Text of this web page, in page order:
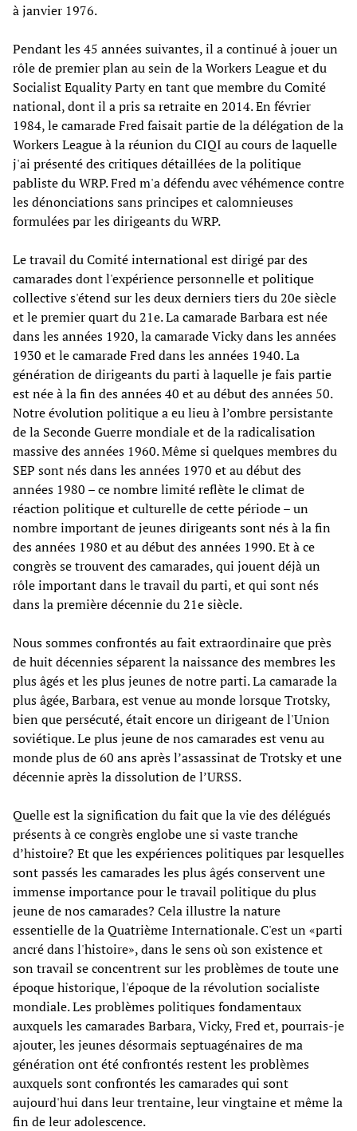
à janvier 1976.
Pendant les 45 années suivantes, il a continué à jouer un
rôle de premier plan au sein de la Workers League et du
Socialist Equality Party en tant que membre du Comité
national, dont il a pris sa retraite en 2014. En février
1984, le camarade Fred faisait partie de la délégation de la
Workers League à la réunion du CIQI au cours de laquelle
j'ai présenté des critiques détaillées de la politique
pabliste du WRP. Fred m'a défendu avec véhémence contre
les dénonciations sans principes et calomnieuses
formulées par les dirigeants du WRP.
Le travail du Comité international est dirigé par des
camarades dont l'expérience personnelle et politique
collective s'étend sur les deux derniers tiers du 20e siècle
et le premier quart du 21e. La camarade Barbara est née
dans les années 1920, la camarade Vicky dans les années
1930 et le camarade Fred dans les années 1940. La
génération de dirigeants du parti à laquelle je fais partie
est née à la fin des années 40 et au début des années 50.
Notre évolution politique a eu lieu à l’ombre persistante
de la Seconde Guerre mondiale et de la radicalisation
massive des années 1960. Même si quelques membres du
SEP sont nés dans les années 1970 et au début des
années 1980 – ce nombre limité reflète le climat de
réaction politique et culturelle de cette période – un
nombre important de jeunes dirigeants sont nés à la fin
des années 1980 et au début des années 1990. Et à ce
congrès se trouvent des camarades, qui jouent déjà un
rôle important dans le travail du parti, et qui sont nés
dans la première décennie du 21e siècle.
Nous sommes confrontés au fait extraordinaire que près
de huit décennies séparent la naissance des membres les
plus âgés et les plus jeunes de notre parti. La camarade la
plus âgée, Barbara, est venue au monde lorsque Trotsky,
bien que persécuté, était encore un dirigeant de l'Union
soviétique. Le plus jeune de nos camarades est venu au
monde plus de 60 ans après l’assassinat de Trotsky et une
décennie après la dissolution de l’URSS.
Quelle est la signification du fait que la vie des délégués
présents à ce congrès englobe une si vaste tranche
d’histoire? Et que les expériences politiques par lesquelles
sont passés les camarades les plus âgés conservent une
immense importance pour le travail politique du plus
jeune de nos camarades? Cela illustre la nature
essentielle de la Quatrième Internationale. C'est un «parti
ancré dans l'histoire», dans le sens où son existence et
son travail se concentrent sur les problèmes de toute une
époque historique, l'époque de la révolution socialiste
mondiale. Les problèmes politiques fondamentaux
auxquels les camarades Barbara, Vicky, Fred et, pourrais-je
ajouter, les jeunes désormais septuagénaires de ma
génération ont été confrontés restent les problèmes
auxquels sont confrontés les camarades qui sont
aujourd'hui dans leur trentaine, leur vingtaine et même la
fin de leur adolescence.